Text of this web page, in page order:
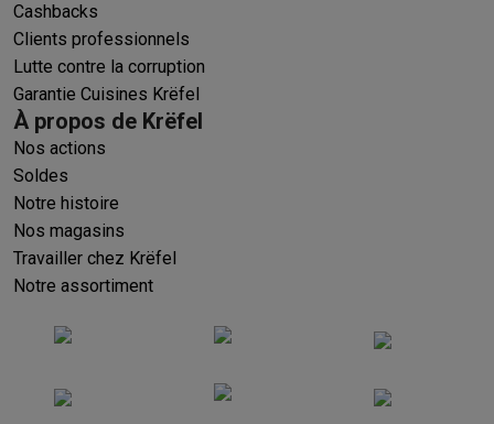
Cashbacks
Clients professionnels
Lutte contre la corruption
Garantie Cuisines Krëfel
À propos de Krëfel
Nos actions
Soldes
Notre histoire
Nos magasins
Travailler chez Krëfel
Notre assortiment